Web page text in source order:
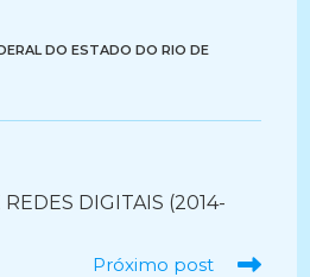
DO ESTADO DO RIO DE
DIGITAIS (2014-
Próximo post